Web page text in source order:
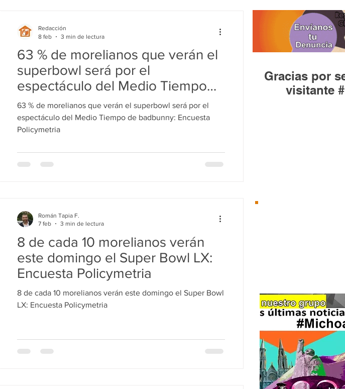
Guanajuato Zamora Huandacareo
Zitácuaro México
63 % de morelianos que verán el
superbowl será por el
espectáculo del Medio Tiempo
de badbunny: Encuesta
Policymetria
63 % de morelianos que verán el superbowl será por el
espectáculo del Medio Tiempo de badbunny: Encuesta
Policymetria
Redacción
8 feb
3 min de lectura
8 de cada 10 morelianos verán
este domingo el Super Bowl LX:
Encuesta Policymetria
8 de cada 10 morelianos verán este domingo el Super Bowl
LX: Encuesta Policymetria
Román Tapia F.
7 feb
3 min de lectura
Gracias por
visitante #